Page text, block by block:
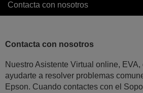
Contacta con nosotros
Contacta con nosotros
Nuestro Asistente Virtual online,
ayudarte a resolver problemas
Epson. Cuando contactes con el